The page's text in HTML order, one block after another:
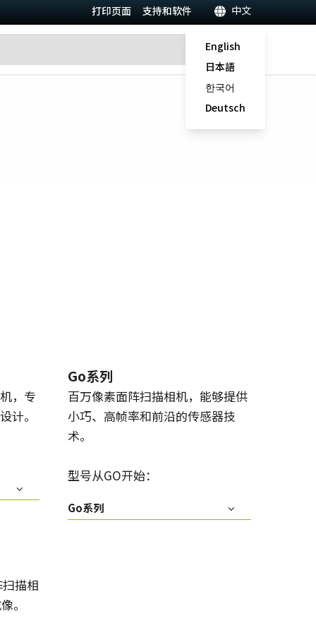
打印页面 支持和软件 中文
English
日本語
한국어
Deutsch
，专
计。
Go系列
百万像素面阵扫描相机，能够提供
小巧、高帧率和前沿的传感器技
术。
型号从GO开始：
Go系列
描相
。